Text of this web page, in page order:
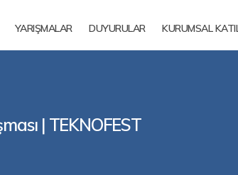
YARIŞMALAR DUYURULAR KURUMSAL
| TEKNOFEST